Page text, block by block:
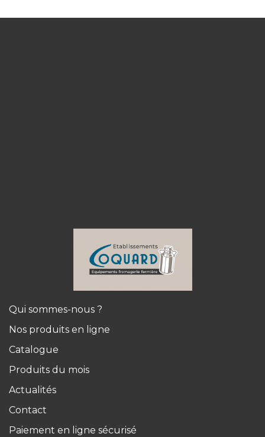
Qui sommes-nous ?
Nos produits en ligne
Catalogue
Produits du mois
Actualités
Contact
Paiement en ligne sécurisé